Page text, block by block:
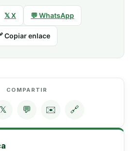
𝕏 X 💬 WhatsApp
Copiar enlace
COMPARTIR
𝕏 💬 ✉️ 🔗